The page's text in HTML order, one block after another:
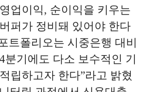
업이익, 순이익을 키우는
퍼가 정비돼 있어야 한다
트폴리오는 시중은행 대비
분기에도 다소 보수적인 기
립하고자 한다”라고 밝혔